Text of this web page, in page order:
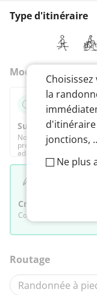
Type d'itinéraire
Mode
Surprenez moi
Nous proposons le
préférences, que vous
adapter.
Créez le vôtre
Concevez vous même
Routage
la
d'itinéraire
jonctions,
Ne plus